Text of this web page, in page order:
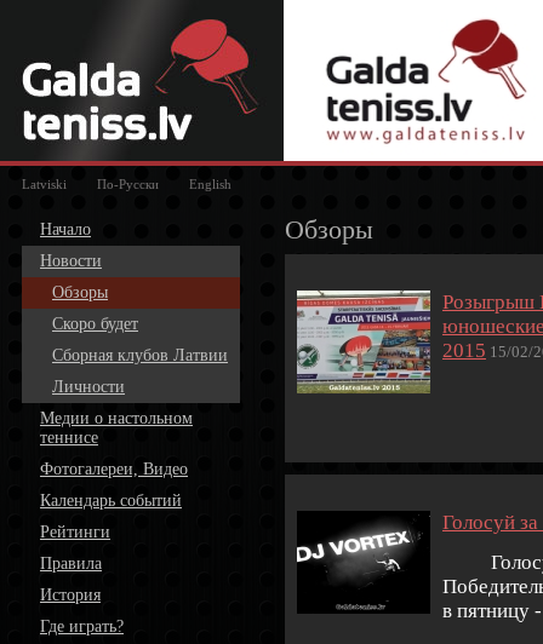
Latviski По-Русски English
Начало
Новости
Обзоры
Скоро будет
Сборная клубов Латвии
Личности
Медии о настольном
теннисе
Фотогалереи, Видео
Календарь событий
Рейтинги
Правила
История
Где играть?
Обзоры
Розыгрыш
2015 15/02/
Голосуй
в пятницу